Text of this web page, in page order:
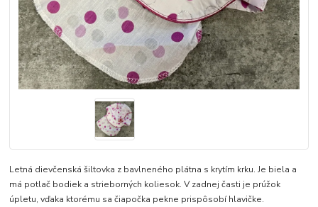
Letná dievčenská šiltovka z bavlneného plátna s krytím krku. Je biela a
má potlač bodiek a strieborných koliesok. V zadnej časti je prúžok
úpletu, vďaka ktorému sa čiapočka pekne prispôsobí hlavičke.